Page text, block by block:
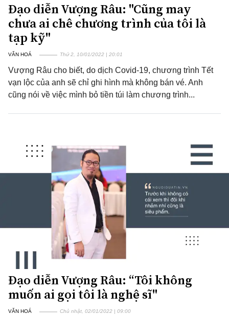
Đạo diễn Vượng Râu: "Cũng may
chưa ai chê chương trình của tôi là
tạp kỹ"
VĂN HOÁ Thứ 2, 10/01/2022 | 20:01
Vượng Râu cho biết, do dịch Covid-19, chương trình Tết
vạn lộc của anh sẽ chỉ ghi hình mà không bán vé. Anh
cũng nói về việc mình bỏ tiền túi làm chương trình...
Đạo diễn Vượng Râu: “Tôi không
muốn ai gọi tôi là nghệ sĩ"
VĂN HOÁ Chủ nhật, 02/01/2022 | 09:00